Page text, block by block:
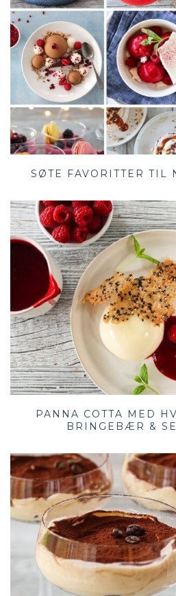
SØTE FAVORITTER TIL
PANNA COTTA MED
BRINGEBÆR &